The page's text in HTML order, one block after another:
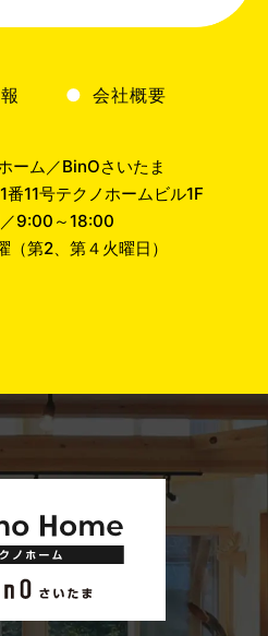
会社概要
ーム／BinOさいたま
11号テクノホームビル1F
9:00～18:00
（第2、第４火曜日）